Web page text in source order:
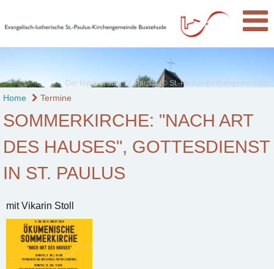
Der Himmel über St. Paulus (© St.-Paulus-Kirchengemeinde)
Home Termine
SOMMERKIRCHE: "NACH ART
DES HAUSES", GOTTESDIENST
IN ST. PAULUS
mit Vikarin Stoll